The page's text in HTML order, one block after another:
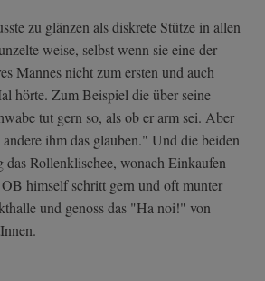
zu glänzen als diskrete Stütze in allen
weise, selbst wenn sie eine der
Mannes nicht zum ersten und auch
hörte. Zum Beispiel die über seine
tut gern so, als ob er arm sei. Aber
ihm das glauben." Und die beiden
das Rollenklischee, wonach Einkaufen
himself schritt gern und oft munter
und genoss das "Ha noi!" von